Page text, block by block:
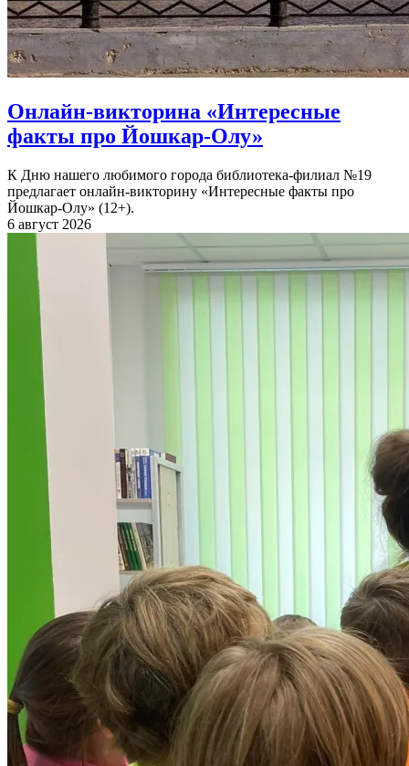
Онлайн-викторина «Интересные
факты про Йошкар-Олу»
К Дню нашего любимого города библиотека-филиал №19
предлагает онлайн-викторину «Интересные факты про
Йошкар-Олу» (12+).
6 август 2026